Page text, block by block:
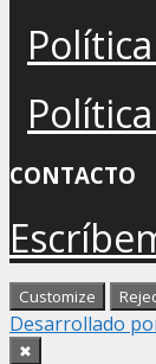
CONTACTO
Customize
Desarrollado
✖